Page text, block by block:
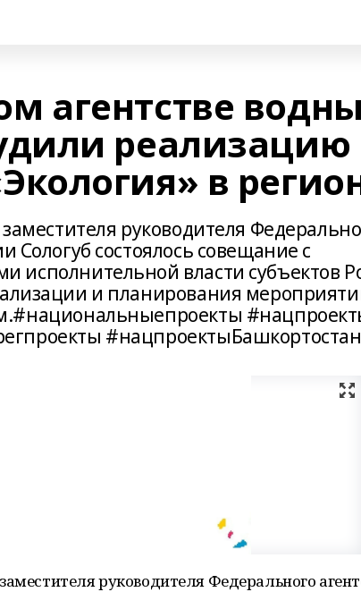
агентстве
реализацию
в
руководителя
Сологуб состоялось совещание с
власти субъектов
и планирования
#нацпроектыБашкортостан
руководителя Федерального